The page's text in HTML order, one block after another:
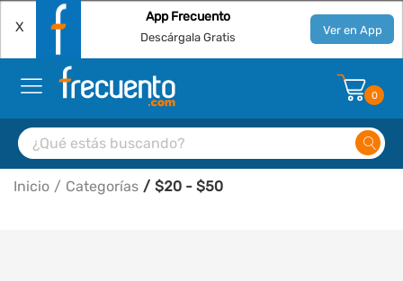
X
App Frecuento
Descárgala Gratis Ver en App
0
Inicio Categorías $20 - $50